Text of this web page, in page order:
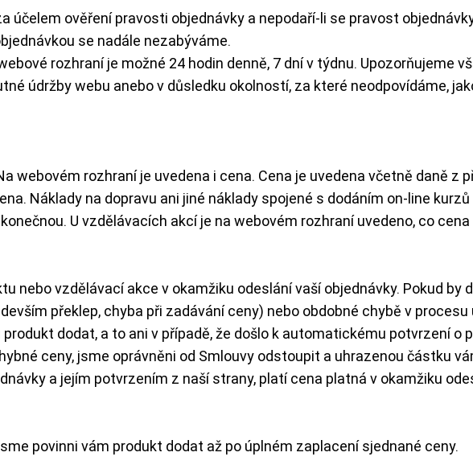
ověření pravosti objednávky a nepodaří-li se pravost
se nadále nezabýváme.
rozhraní je možné 24 hodin denně, 7 dní v týdnu. Upozorňujeme
údržby webu anebo v důsledku okolností, za které neodpovídáme,
Na webovém rozhraní je uvedena i cena. Cena je uvedena včetně daně z
Náklady na dopravu ani jiné náklady spojené s dodáním on-line
U vzdělávacích akcí je na webovém rozhraní uvedeno, co
nebo vzdělávací akce v okamžiku odeslání vaší objednávky. Pokud by
překlep, chyba při zadávání ceny) nebo obdobné chybě v
dodat, a to ani v případě, že došlo k automatickému potvrzení o
ceny, jsme oprávněni od Smlouvy odstoupit a uhrazenou částku
a jejím potvrzením z naší strany, platí cena platná v okamžiku
povinni vám produkt dodat až po úplném zaplacení sjednané ceny.